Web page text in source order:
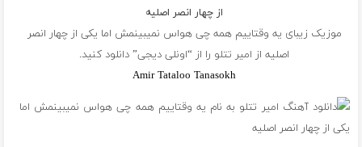
از چهار انصر اصلیه
موزیک زیبای یه وقتاییم همه چی هواس نمیبینمش اما یکی از چهار انصر
اصلیه از امیر تتلو را از “اونلی دیجی” دانلود کنید.
Amir Tataloo Tanasokh